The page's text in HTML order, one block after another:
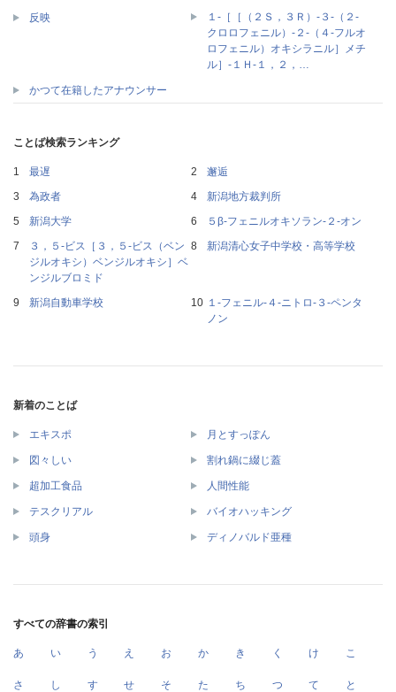
反映
１‐［［（２Ｓ，３Ｒ）‐３‐（２‐
クロロフェニル）‐２‐（４‐フルオ
ロフェニル）オキシラニル］メチ
ル］‐１Ｈ‐１，２，…
かつて在籍したアナウンサー
ことば検索ランキング
最遅
邂逅
為政者
新潟地方裁判所
新潟大学
５β‐フェニルオキソラン‐２‐オン
３，５‐ビス［３，５‐ビス（ベン
ジルオキシ）ベンジルオキシ］ベ
ンジルブロミド
新潟清心女子中学校・高等学校
新潟自動車学校
１‐フェニル‐４‐ニトロ‐３‐ペンタ
ノン
新着のことば
エキスポ 月とすっぽん
図々しい 割れ鍋に綴じ蓋
超加工食品 人間性能
テスクリアル バイオハッキング
頭身 ディノバルド亜種
すべての辞書の索引
あ い う え お か き く け こ
さ し す せ そ た ち つ て と